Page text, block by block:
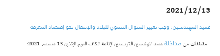
2021/12/13
عميد المهندسين: وجب تغيير المنوال التنموي للبلاد والإنتقال نحو إقتصاد المعرفة
مقطفات من مداخلةعميد المهندسين التونسيين لإذاعة الكاف اليوم الإثنين 13 ديسمبر 2021: